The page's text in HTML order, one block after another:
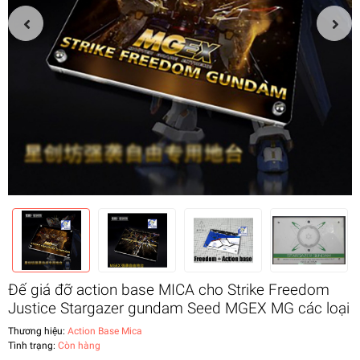
Đế giá đỡ action base MICA cho Strike Freedom
Justice Stargazer gundam Seed MGEX MG các loại
Thương hiệu: Action Base Mica
Tình trạng: Còn hàng